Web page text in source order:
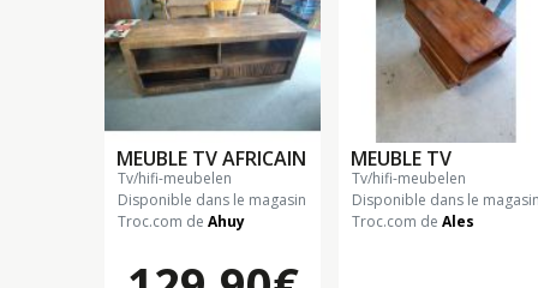
MEUBLE TV AFRICAIN
tv/hifi-meubelen
Disponible dans le magasin
Troc.com de Ahuy
MEUBLE TV
tv/hifi-meubelen
Disponible dans le
Troc.com de Ales